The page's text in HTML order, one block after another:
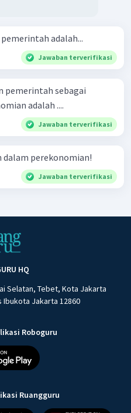
adalah...
Jawaban terverifikasi
pemerintah sebagai
adalah ....
Jawaban terverifikasi
perekonomian!
Jawaban terverifikasi
HQ
Selatan, Tebet, Kota Jakarta
Ibukota Jakarta 12860
Roboguru
Ruangguru